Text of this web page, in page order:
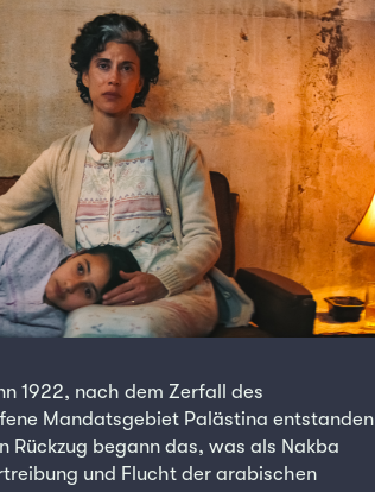
1922, nach dem Zerfall des
Mandatsgebiet Palästina entstanden
Rückzug begann das, was als Nakba
und Flucht der arabischen